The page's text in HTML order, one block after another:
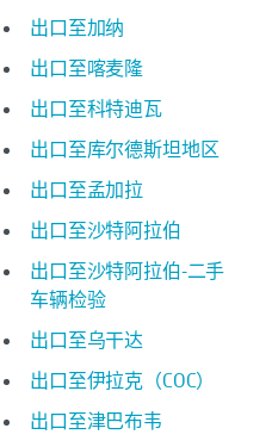
出口至加纳
出口至喀麦隆
出口至科特迪瓦
出口至库尔德斯坦地区
出口至孟加拉
出口至沙特阿拉伯
出口至沙特阿拉伯-二手
车辆检验
出口至乌干达
出口至伊拉克（COC）
出口至津巴布韦